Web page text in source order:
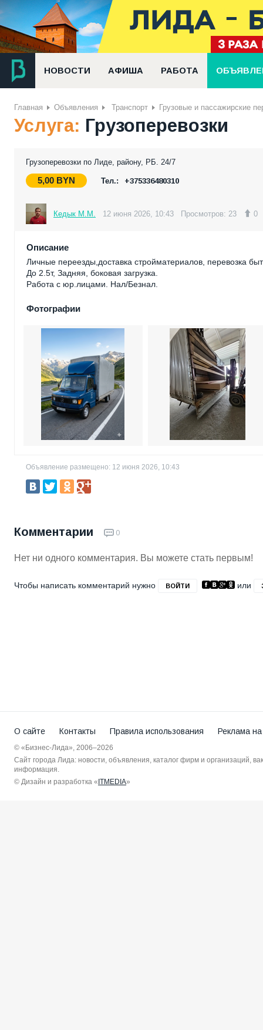
НОВОСТИ АФИША РАБОТА
Главная Объявления Транспорт Грузовые и пассажирские
Услуга: Грузоперевозки
Грузоперевозки по Лиде, району, РБ. 24/7
5,00 BYN Тел.: +375336480310
Кедык М.М. 12 июня 2026, 10:43 Просмотров: 23 0
Описание
Личные переезды,доставка стройматериалов, перевозка
До 2.5т, Задняя, боковая загрузка.
Работа с юр.лицами. Нал/Безнал.
Фотографии
Объявление размещено: 12 июня 2026, 10:43
Комментарии 0
Нет ни одного комментария. Вы можете стать первым!
Чтобы написать комментарий нужно ВОЙТИ или
О сайте Контакты Правила использования Реклама
© «Бизнес-Лида», 2006–2026
Сайт города Лида: новости, объявления, каталог фирм и организаций,
информация.
© Дизайн и разработка « ITMEDIA»